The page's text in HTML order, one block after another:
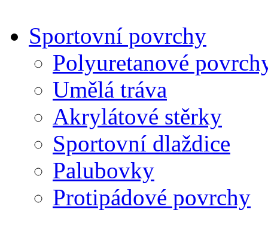
Sportovní povrchy
Polyuretanové
Umělá tráva
Akrylátové stěrky
Sportovní dlaždice
Palubovky
Protipádové povrchy